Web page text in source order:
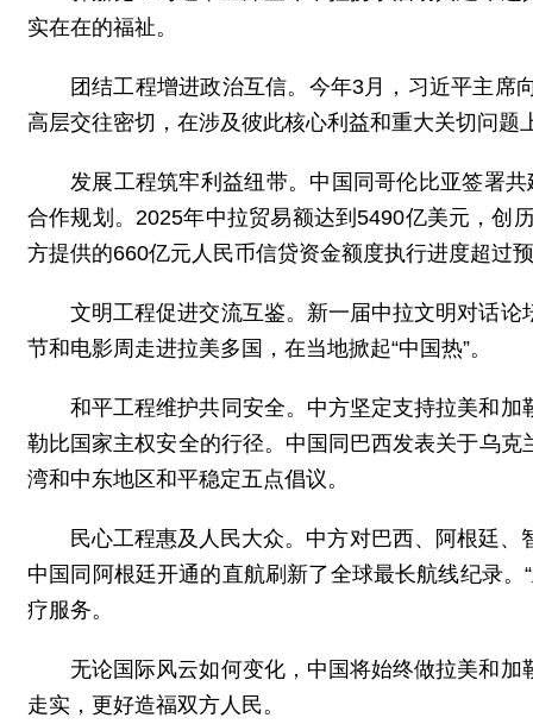
实在在的福祉。
团结工程增进政治互信。今年3月，习近平主席
高层交往密切，在涉及彼此核心利益和重大关切问
发展工程筑牢利益纽带。中国同哥伦比亚签署
合作规划。2025年中拉贸易额达到5490亿美元，创
方提供的660亿元人民币信贷资金额度执行进度超过
文明工程促进交流互鉴。新一届中拉文明对话
节和电影周走进拉美多国，在当地掀起“中国热”。
和平工程维护共同安全。中方坚定支持拉美和
勒比国家主权安全的行径。中国同巴西发表关于乌
湾和中东地区和平稳定五点倡议。
民心工程惠及人民大众。中方对巴西、阿根廷
中国同阿根廷开通的直航刷新了全球最长航线纪录
疗服务。
无论国际风云如何变化，中国将始终做拉美和
走实，更好造福双方人民。